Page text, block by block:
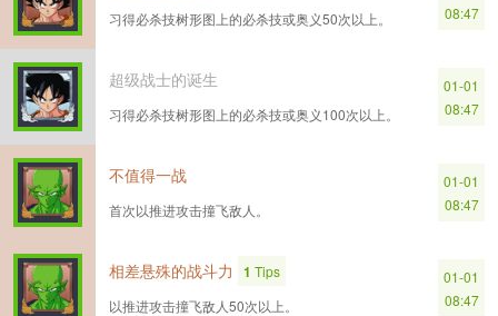
习得必杀技树形图上的必杀技或奥义50次以上。
08:47
超级战士的诞生
习得必杀技树形图上的必杀技或奥义100次以上。
01-01
08:47
不值得一战
首次以推进攻击撞飞敌人。
01-01
08:47
相差悬殊的战斗力 1 Tips
以推进攻击撞飞敌人50次以上。
01-01
08:47